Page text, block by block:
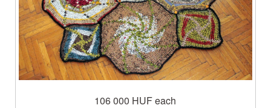
106 000 HUFeach